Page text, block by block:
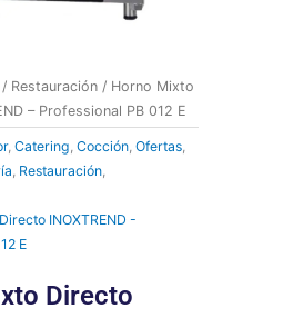
/ Restauración / Horno Mixto
– Professional PB 012 E
, Catering, Cocción, Ofertas,
, Restauración,
INOXTREND -
E
Directo